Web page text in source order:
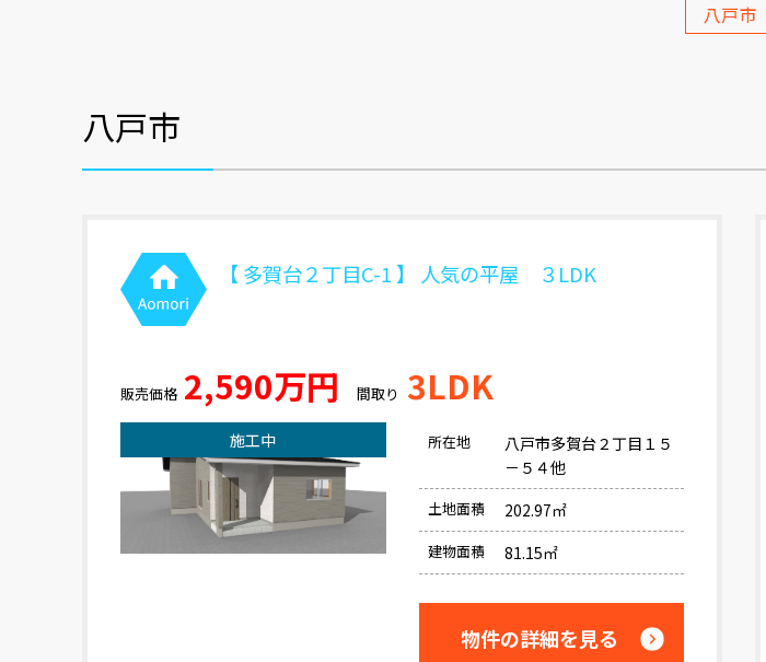
八戸市
八戸市
【 多賀台２丁目C-1 】 人気の平屋 ３LDK
販売価格 2,590万円 間取り 3LDK
施工中 所在地
八戸市多賀台２丁目１５
－５４他
土地面積 202.97㎡
建物面積 81.15㎡
物件の詳細を見る